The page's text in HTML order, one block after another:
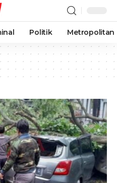
Politik Metropolitan